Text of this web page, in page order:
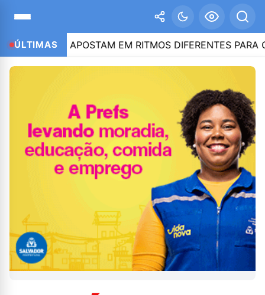
ÚLTIMAS
APOSTAM EM RITMOS DIFERENTES PARA